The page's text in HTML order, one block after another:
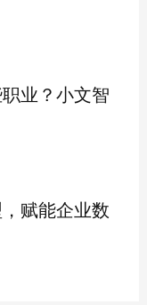
业？小文智
赋能企业数